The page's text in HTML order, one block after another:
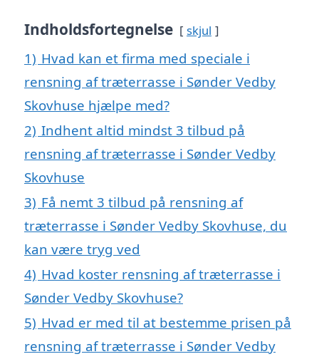
Indholdsfortegnelse skjul
1) Hvad kan et firma med speciale i
rensning af træterrasse i Sønder Vedby
Skovhuse hjælpe med?
2) Indhent altid mindst 3 tilbud på
rensning af træterrasse i Sønder Vedby
Skovhuse
3) Få nemt 3 tilbud på rensning af
træterrasse i Sønder Vedby Skovhuse, du
kan være tryg ved
4) Hvad koster rensning af træterrasse i
Sønder Vedby Skovhuse?
5) Hvad er med til at bestemme prisen på
rensning af træterrasse i Sønder Vedby